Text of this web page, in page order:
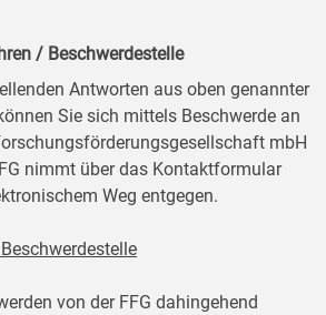
/ Beschwerdestelle
Antworten aus oben genannter
Sie sich mittels Beschwerde an
mbH
nimmt über das Kontaktformular
Weg entgegen.
von der FFG dahingehend